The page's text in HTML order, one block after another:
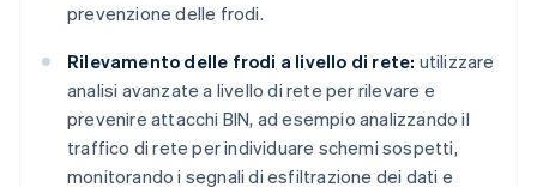
prevenzione delle frodi.
Rilevamento delle frodi a livello di rete: utilizzare
analisi avanzate a livello di rete per rilevare e
prevenire attacchi BIN, ad esempio analizzando il
traffico di rete per individuare schemi sospetti,
monitorando i segnali di esfiltrazione dei dati e